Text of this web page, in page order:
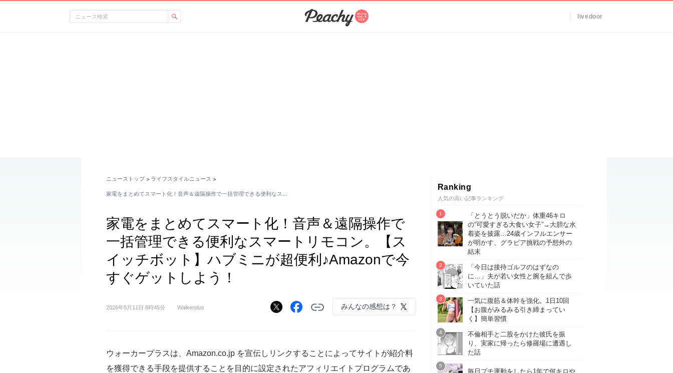
livedoor
ニューストップ > ライフスタイルニュース >
家電をまとめてスマート化！音声＆遠隔操作で一括管理できる便利なス…
家電をまとめてスマート化！音声＆遠隔操作で
一括管理できる便利なスマートリモコン。【ス
イッチボット】ハブミニが超便利♪Amazonで今
すぐゲットしよう！
2026年5月11日 6時45分 Walkerplus みんなの感想は？
ウォーカープラスは、Amazon.co.jp を宣伝しリンクすることによってサイトが紹介料
を獲得できる手段を提供することを目的に設定されたアフィリエイトプログラムであ
Ranking
人気の高い記事ランキング
「とうとう脱いだか」体重46キロ
の“可愛すぎる大食い女子”→大胆な水
着姿を披露…24歳インフルエンサー
が明かす、グラビア挑戦の予想外の
結末
「今日は接待ゴルフのはずなの
に…」夫が若い女性と腕を組んで歩
いていた話
一気に腹筋＆体幹を強化。1日10回
【お腹がみるみる引き締まってい
く】簡単習慣
不倫相手と二股をかけた彼氏を振
り、実家に帰ったら修羅場に遭遇し
た話
毎日プチ運動をしたら1年で何キロや